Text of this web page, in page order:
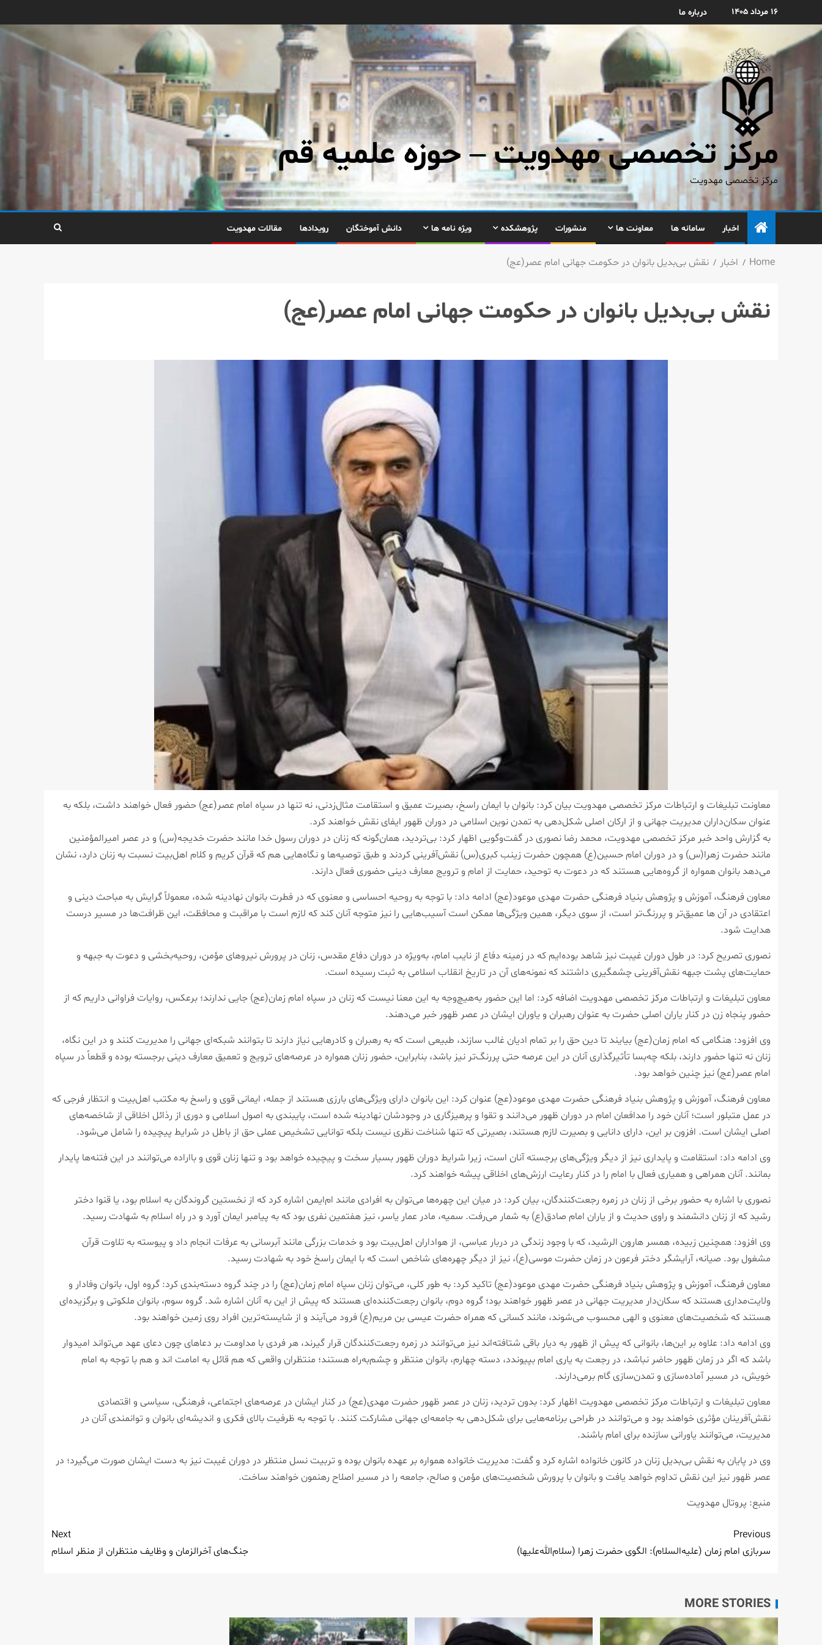
۱۶ مرداد ۱۴۰۵ درباره ما
مرکز تخصصی مهدویت – حوزه علمیه قم
مرکز تخصصی مهدویت
اخبار سامانه ها معاونت ها منشورات پژوهشکده ویژه نامه ها دانش آموختگان رویدادها مقالات مهدویت
Home اخبار نقش بی‌بدیل بانوان در حکومت جهانی امام عصر(عج)
نقش بی‌بدیل بانوان در حکومت جهانی امام عصر(عج)
معاونت تبلیغات و ارتباطات مرکز تخصصی مهدویت بیان کرد: بانوان با ایمان راسخ، بصیرت عمیق و استقامت مثال‌زدنی، نه تنها در سپاه امام عصر(عج) حضور فعال خواهند داشت، بلکه به
عنوان سکان‌داران مدیریت جهانی و از ارکان اصلی شکل‌دهی به تمدن نوین اسلامی در دوران ظهور ایفای نقش خواهند کرد.
به گزارش واحد خبر مرکز تخصصی مهدویت، محمد رضا نصوری در گفت‌وگویی اظهار کرد: بی‌تردید، همان‌گونه که زنان در دوران رسول خدا مانند حضرت خدیجه(س) و در عصر امیرالمؤمنین
مانند حضرت زهرا(س) و در دوران امام حسین(ع) همچون حضرت زینب کبری(س) نقش‌آفرینی کردند و طبق توصیه‌ها و نگاه‌هایی هم که قرآن کریم و کلام اهل‌بیت نسبت به زنان دارد، نشان
می‌دهد بانوان همواره از گروه‌هایی هستند که در دعوت به توحید، حمایت از امام و ترویج معارف دینی حضوری فعال دارند.
معاون فرهنگ، آموزش و پژوهش بنیاد فرهنگی حضرت مهدی موعود(عج) ادامه داد: با توجه به روحیه احساسی و معنوی که در فطرت بانوان نهادینه شده، معمولاً گرایش به مباحث دینی و
اعتقادی در آن ها عمیق‌تر و پررنگ‌تر است، از سوی دیگر، همین ویژگی‌ها ممکن است آسیب‌هایی را نیز متوجه آنان کند که لازم است با مراقبت و محافظت، این ظرافت‌ها در مسیر درست
هدایت شود.
نصوری تصریح کرد: در طول دوران غیبت نیز شاهد بوده‌ایم که در زمینه دفاع از نایب امام، به‌ویژه در دوران دفاع مقدس، زنان در پرورش نیروهای مؤمن، روحیه‌بخشی و دعوت به جبهه و
حمایت‌های پشت جبهه نقش‌آفرینی چشمگیری داشتند که نمونه‌های آن در تاریخ انقلاب اسلامی به ثبت رسیده است.
معاون تبلیغات و ارتباطات مرکز تخصصی مهدویت اضافه کرد: اما این حضور به‌هیچ‌وجه به این معنا نیست که زنان در سپاه امام زمان(عج) جایی ندارند؛ برعکس، روایات فراوانی داریم که از
حضور پنجاه زن در کنار یاران اصلی حضرت به عنوان رهبران و یاوران ایشان در عصر ظهور خبر می‌دهند.
وی افزود: هنگامی که امام زمان(عج) بیایند تا دین حق را بر تمام ادیان غالب سازند، طبیعی است که به رهبران و کادرهایی نیاز دارند تا بتوانند شبکه‌ای جهانی را مدیریت کنند و در این نگاه،
زنان نه تنها حضور دارند، بلکه چه‌بسا تأثیرگذاری آنان در این عرصه حتی پررنگ‌تر نیز باشد، بنابراین، حضور زنان همواره در عرصه‌های ترویج و تعمیق معارف دینی برجسته بوده و قطعاً در سپاه
امام عصر(عج) نیز چنین خواهد بود.
معاون فرهنگ، آموزش و پژوهش بنیاد فرهنگی حضرت مهدی موعود(عج) عنوان کرد: این بانوان دارای ویژگی‌های بارزی هستند از جمله، ایمانی قوی و راسخ به مکتب اهل‌بیت و انتظار فرجی که
در عمل متبلور است؛ آنان خود را مدافعان امام در دوران ظهور می‌دانند و تقوا و پرهیزگاری در وجودشان نهادینه شده است، پایبندی به اصول اسلامی و دوری از رذائل اخلاقی از شاخصه‌های
اصلی ایشان است. افزون بر این، دارای دانایی و بصیرت لازم هستند، بصیرتی که تنها شناخت نظری نیست بلکه توانایی تشخیص عملی حق از باطل در شرایط پیچیده را شامل می‌شود.
وی ادامه داد: استقامت و پایداری نیز از دیگر ویژگی‌های برجسته آنان است، زیرا شرایط دوران ظهور بسیار سخت و پیچیده خواهد بود و تنها زنان قوی و بااراده می‌توانند در این فتنه‌ها پایدار
بمانند. آنان همراهی و همیاری فعال با امام را در کنار رعایت ارزش‌های اخلاقی پیشه خواهند کرد.
نصوری با اشاره به حضور برخی از زنان در زمره رجعت‌کنندگان، بیان کرد: در میان این چهره‌ها می‌توان به افرادی مانند ام‌ایمن اشاره کرد که از نخستین گروندگان به اسلام بود، یا قنوا دختر
رشید که از زنان دانشمند و راوی حدیث و از یاران امام صادق(ع) به شمار می‌رفت. سمیه، مادر عمار یاسر، نیز هفتمین نفری بود که به پیامبر ایمان آورد و در راه اسلام به شهادت رسید.
وی افزود: همچنین زبیده، همسر هارون الرشید، که با وجود زندگی در دربار عباسی، از هواداران اهل‌بیت بود و خدمات بزرگی مانند آبرسانی به عرفات انجام داد و پیوسته به تلاوت قرآن
مشغول بود. صیانه، آرایشگر دختر فرعون در زمان حضرت موسی(ع)، نیز از دیگر چهره‌های شاخص است که با ایمان راسخ خود به شهادت رسید.
معاون فرهنگ، آموزش و پژوهش بنیاد فرهنگی حضرت مهدی موعود(عج) تاکید کرد: به طور کلی، می‌توان زنان سپاه امام زمان(عج) را در چند گروه دسته‌بندی کرد: گروه اول، بانوان وفادار و
ولایت‌مداری هستند که سکان‌دار مدیریت جهانی در عصر ظهور خواهند بود؛ گروه دوم، بانوان رجعت‌کننده‌ای هستند که پیش از این به آنان اشاره شد. گروه سوم، بانوان ملکوتی و برگزیده‌ای
هستند که شخصیت‌های معنوی و الهی محسوب می‌شوند، مانند کسانی که همراه حضرت عیسی بن مریم(ع) فرود می‌آیند و از شایسته‌ترین افراد روی زمین خواهند بود.
وی ادامه داد: علاوه بر این‌ها، بانوانی که پیش از ظهور به دیار باقی شتافته‌اند نیز می‌توانند در زمره رجعت‌کنندگان قرار گیرند، هر فردی با مداومت بر دعاهای چون دعای عهد می‌تواند امیدوار
باشد که اگر در زمان ظهور حاضر نباشد، در رجعت به یاری امام بپیوندد، دسته چهارم، بانوان منتظر و چشم‌به‌راه هستند؛ منتظران واقعی که هم قائل به امامت اند و هم با توجه به امام
خویش، در مسیر آماده‌سازی و تمدن‌سازی گام برمی‌دارند.
معاون تبلیغات و ارتباطات مرکز تخصصی مهدویت اظهار کرد: بدون تردید، زنان در عصر ظهور حضرت مهدی(عج) در کنار ایشان در عرصه‌های اجتماعی، فرهنگی، سیاسی و اقتصادی
نقش‌آفرینان مؤثری خواهند بود و می‌توانند در طراحی برنامه‌هایی برای شکل‌دهی به جامعه‌ای جهانی مشارکت کنند. با توجه به ظرفیت بالای فکری و اندیشه‌ای بانوان و توانمندی آنان در
مدیریت، می‌توانند یاورانی سازنده برای امام باشند.
وی در پایان به نقش بی‌بدیل زنان در کانون خانواده اشاره کرد و گفت: مدیریت خانواده همواره بر عهده بانوان بوده و تربیت نسل منتظر در دوران غیبت نیز به دست ایشان صورت می‌گیرد؛ در
عصر ظهور نیز این نقش تداوم خواهد یافت و بانوان با پرورش شخصیت‌های مؤمن و صالح، جامعه را در مسیر اصلاح رهنمون خواهند ساخت.
منبع: پروتال مهدویت
Previous
سربازی امام زمان (علیه‌السلام): الگوی حضرت زهرا (سلام‌الله‌علیها)
Next
جنگ‌های آخرالزمان و وظایف منتظران از منظر اسلام
MORE STORIES